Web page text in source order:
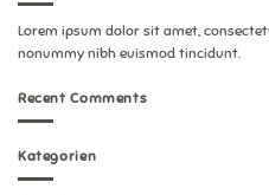
Lorem ipsum dolor sit amet,
nonummy nibh euismod tincidunt.
Recent Comments
Kategorien